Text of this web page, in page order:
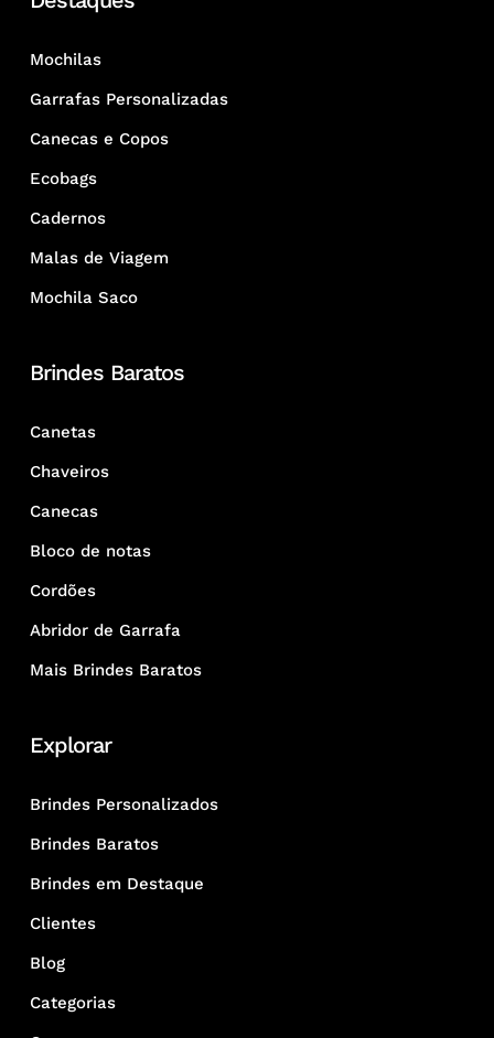
Mochilas
Garrafas Personalizadas
Canecas e Copos
Ecobags
Cadernos
Malas de Viagem
Mochila Saco
Brindes Baratos
Canetas
Chaveiros
Canecas
Bloco de notas
Cordões
Abridor de Garrafa
Mais Brindes Baratos
Explorar
Brindes Personalizados
Brindes Baratos
Brindes em Destaque
Clientes
Blog
Categorias